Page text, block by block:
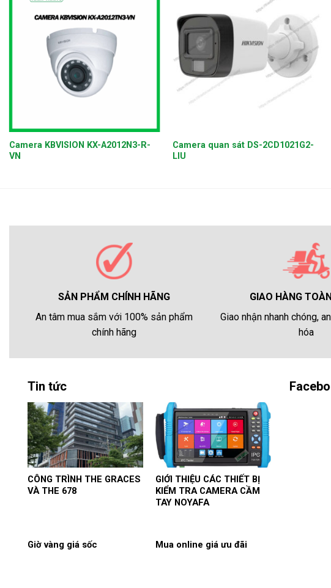
Camera KBVISION KX-A2012N3-R-
VN
Camera quan sát DS-2CD1021G2-
LIU
SẢN PHẨM CHÍNH HÃNG
An tâm mua sắm với 100% sản phẩm
chính hãng
GIAO HÀNG
Giao nhận nhanh chóng,
hóa
Tin tức
CÔNG TRÌNH THE GRACES
VÀ THE 678
GIỚI THIỆU CÁC THIẾT BỊ
KIỂM TRA CAMERA CẦM
TAY NOYAFA
Giờ vàng giá sốc Mua online giá ưu đãi